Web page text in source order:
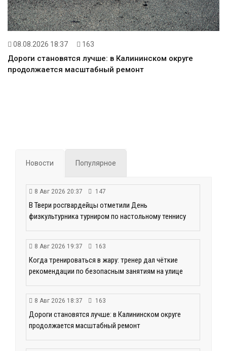
08.08.2026 18:37 163
Дороги становятся лучше: в Калининском округе
продолжается масштабный ремонт
Новости Популярное
8 Авг 2026 20:37 147
В Твери росгвардейцы отметили День
физкультурника турниром по настольному теннису
8 Авг 2026 19:37 163
Когда тренироваться в жару: тренер дал чёткие
рекомендации по безопасным занятиям на улице
8 Авг 2026 18:37 163
Дороги становятся лучше: в Калининском округе
продолжается масштабный ремонт